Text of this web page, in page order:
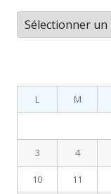
Archives
L
M
3 4
10 11